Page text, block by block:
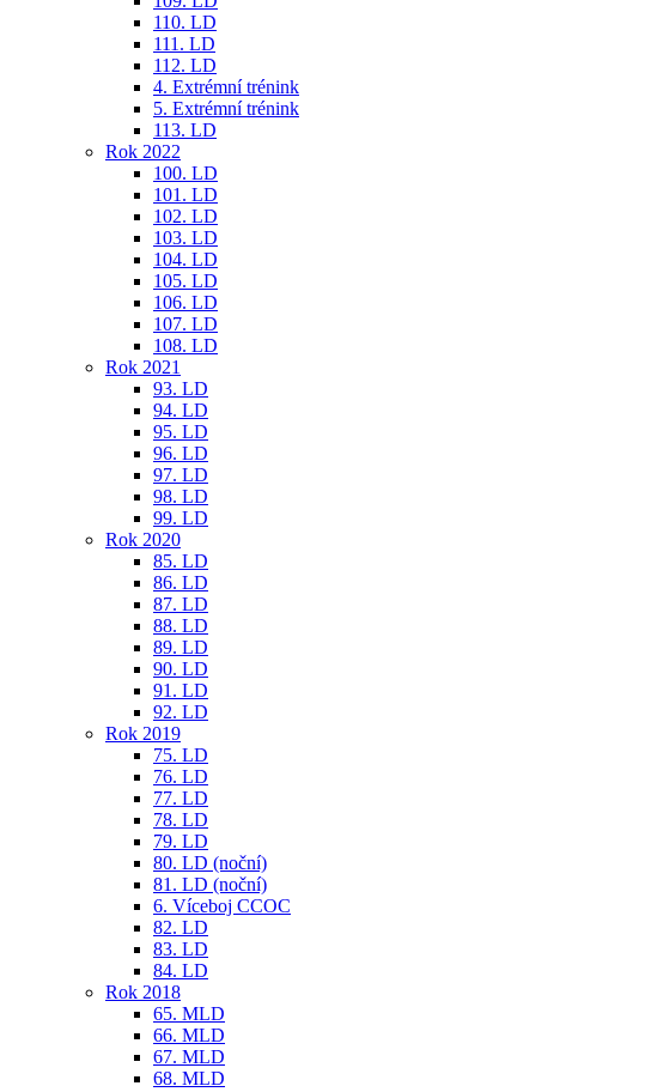
110. LD
111. LD
112. LD
4. Extrémní trénink
5. Extrémní trénink
113. LD
Rok 2022
100. LD
101. LD
102. LD
103. LD
104. LD
105. LD
106. LD
107. LD
108. LD
Rok 2021
93. LD
94. LD
95. LD
96. LD
97. LD
98. LD
99. LD
Rok 2020
85. LD
86. LD
87. LD
88. LD
89. LD
90. LD
91. LD
92. LD
Rok 2019
75. LD
76. LD
77. LD
78. LD
79. LD
80. LD (noční)
81. LD (noční)
6. Víceboj CCOC
82. LD
83. LD
84. LD
Rok 2018
65. MLD
66. MLD
67. MLD
68. MLD